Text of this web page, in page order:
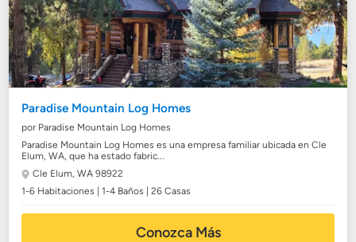
Paradise Mountain Log Homes
por Paradise Mountain Log Homes
Paradise Mountain Log Homes es una empresa familiar ubicada en Cle
Elum, WA, que ha estado fabric...
Cle Elum, WA 98922
1-6 Habitaciones | 1-4 Baños | 26 Casas
Conozca Más